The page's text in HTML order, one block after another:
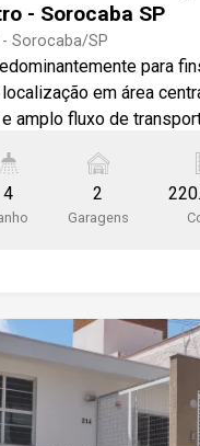
- Sorocaba SP
Sorocaba/SP
para
amplo fluxo de
e arejadas, 4
de serviço e recepção.
para te
4 2
Garagens